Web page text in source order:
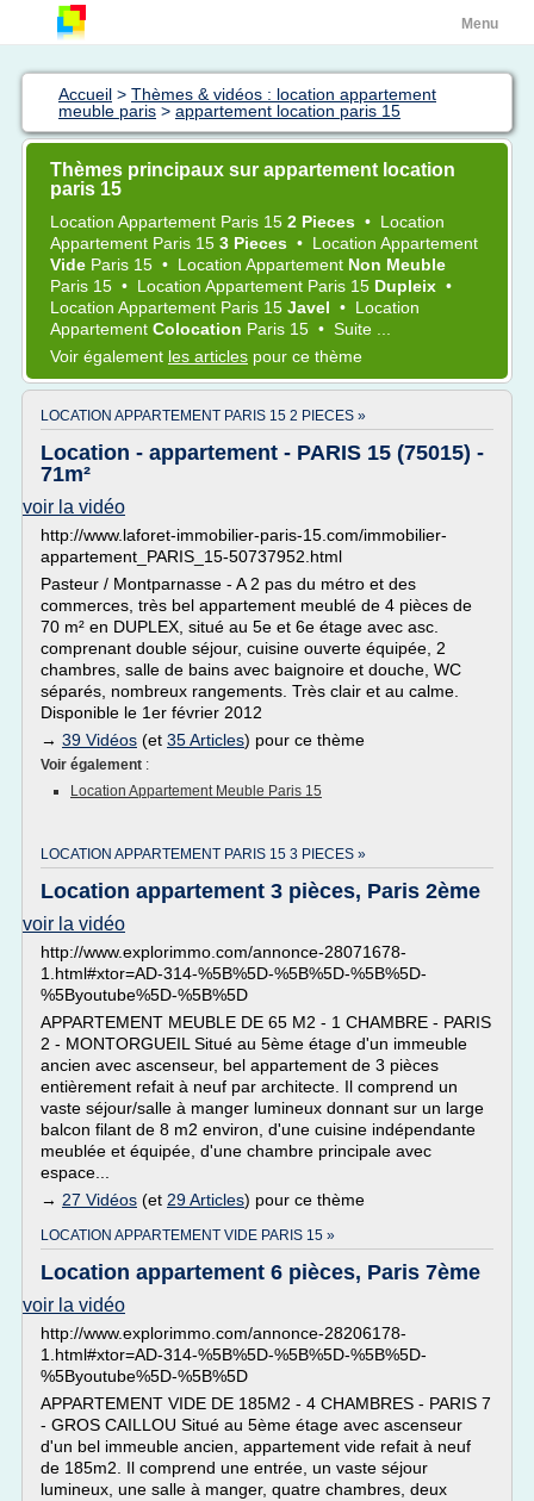
Menu
Accueil > Thèmes & vidéos : location appartement
meuble paris > appartement location paris 15
Thèmes principaux sur appartement location
paris 15
Location Appartement Paris 15 2 Pieces • Location
Appartement Paris 15 3 Pieces • Location Appartement
Vide Paris 15 • Location Appartement Non Meuble
Paris 15 • Location Appartement Paris 15 Dupleix •
Location Appartement Paris 15 Javel • Location
Appartement Colocation Paris 15 • Suite ...
Voir également les articles pour ce thème
LOCATION APPARTEMENT PARIS 15 2 PIECES »
Location - appartement - PARIS 15 (75015) -
71m²
voir la vidéo
http://www.laforet-immobilier-paris-15.com/immobilier-
appartement_PARIS_15-50737952.html
Pasteur / Montparnasse - A 2 pas du métro et des
commerces, très bel appartement meublé de 4 pièces de
70 m² en DUPLEX, situé au 5e et 6e étage avec asc.
comprenant double séjour, cuisine ouverte équipée, 2
chambres, salle de bains avec baignoire et douche, WC
séparés, nombreux rangements. Très clair et au calme.
Disponible le 1er février 2012
→ 39 Vidéos (et 35 Articles) pour ce thème
Voir également :
Location Appartement Meuble Paris 15
LOCATION APPARTEMENT PARIS 15 3 PIECES »
Location appartement 3 pièces, Paris 2ème
voir la vidéo
http://www.explorimmo.com/annonce-28071678-
1.html#xtor=AD-314-%5B%5D-%5B%5D-%5B%5D-
%5Byoutube%5D-%5B%5D
APPARTEMENT MEUBLE DE 65 M2 - 1 CHAMBRE - PARIS
2 - MONTORGUEIL Situé au 5ème étage d'un immeuble
ancien avec ascenseur, bel appartement de 3 pièces
entièrement refait à neuf par architecte. Il comprend un
vaste séjour/salle à manger lumineux donnant sur un large
balcon filant de 8 m2 environ, d'une cuisine indépendante
meublée et équipée, d'une chambre principale avec
espace...
→ 27 Vidéos (et 29 Articles) pour ce thème
LOCATION APPARTEMENT VIDE PARIS 15 »
Location appartement 6 pièces, Paris 7ème
voir la vidéo
http://www.explorimmo.com/annonce-28206178-
1.html#xtor=AD-314-%5B%5D-%5B%5D-%5B%5D-
%5Byoutube%5D-%5B%5D
APPARTEMENT VIDE DE 185M2 - 4 CHAMBRES - PARIS 7
- GROS CAILLOU Situé au 5ème étage avec ascenseur
d'un bel immeuble ancien, appartement vide refait à neuf
de 185m2. Il comprend une entrée, un vaste séjour
lumineux, une salle à manger, quatre chambres, deux